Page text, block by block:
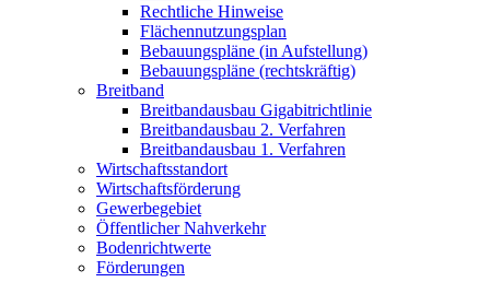
Rechtliche Hinweise
Flächennutzungsplan
Bebauungspläne (in Aufstellung)
Bebauungspläne (rechtskräftig)
Breitband
Breitbandausbau Gigabitrichtlinie
Breitbandausbau 2. Verfahren
Breitbandausbau 1. Verfahren
Wirtschaftsstandort
Wirtschaftsförderung
Gewerbegebiet
Öffentlicher Nahverkehr
Bodenrichtwerte
Förderungen